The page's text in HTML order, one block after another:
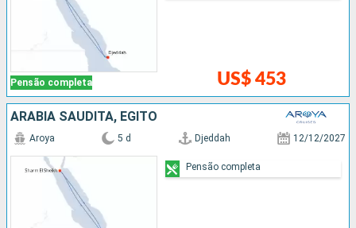
Pensão completa US$ 453
ARABIA SAUDITA, EGITO
Aroya 5 d Djeddah 12/12/2027
Pensão completa